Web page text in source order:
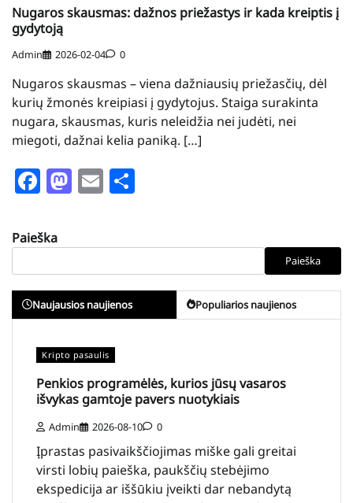
Nugaros skausmas: dažnos priežastys ir kada kreiptis į
gydytoją
Admin 2026-02-04 0
Nugaros skausmas – viena dažniausių priežasčių, dėl
kurių žmonės kreipiasi į gydytojus. Staiga surakinta
nugara, skausmas, kuris neleidžia nei judėti, nei
miegoti, dažnai kelia paniką. […]
Facebook
Mastodon
Email
Paieška
Paieška
Naujausios naujienos Populiarios naujienos
Kripto pasaulis
Penkios programėlės, kurios jūsų vasaros
išvykas gamtoje pavers nuotykiais
Admin 2026-08-10 0
Įprastas pasivaikščiojimas miške gali greitai
virsti lobių paieška, paukščių stebėjimo
ekspedicija ar iššūkiu įveikti dar nebandytą